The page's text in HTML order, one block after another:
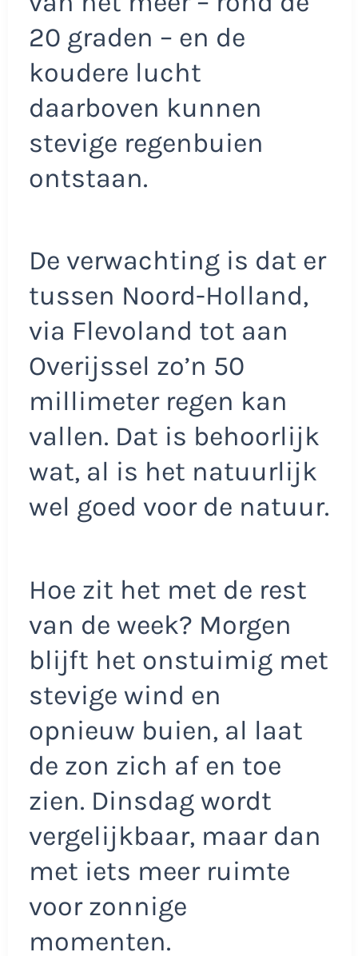
20 graden – en de
koudere lucht
daarboven kunnen
stevige regenbuien
ontstaan.
De verwachting is dat er
tussen Noord-Holland,
via Flevoland tot aan
Overijssel zo’n 50
millimeter regen kan
vallen. Dat is behoorlijk
wat, al is het natuurlijk
wel goed voor de natuur.
Hoe zit het met de rest
van de week? Morgen
blijft het onstuimig met
stevige wind en
opnieuw buien, al laat
de zon zich af en toe
zien. Dinsdag wordt
vergelijkbaar, maar dan
met iets meer ruimte
voor zonnige
momenten.